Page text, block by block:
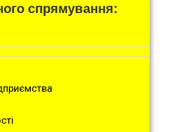
спрямування: